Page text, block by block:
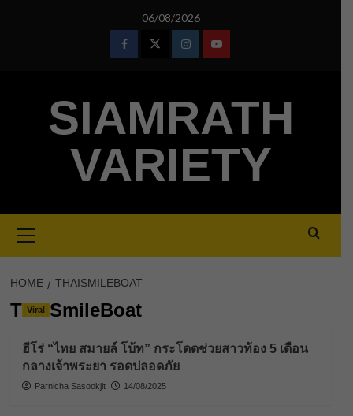
06/08/2026
FacebookTwitterInstagramYoutube
SIAMRATH
VARIETY
Menu
HOME THAISMILEBOAT
ThaiSmileBoat
Viral
ฮีโร่ “ไทย สมายล์ โบ้ท” กระโดดช่วยสาวท้อง 5 เดือน
กลางเจ้าพระยา รอดปลอดภัย
Parnicha Sasookjit 14/08/2025